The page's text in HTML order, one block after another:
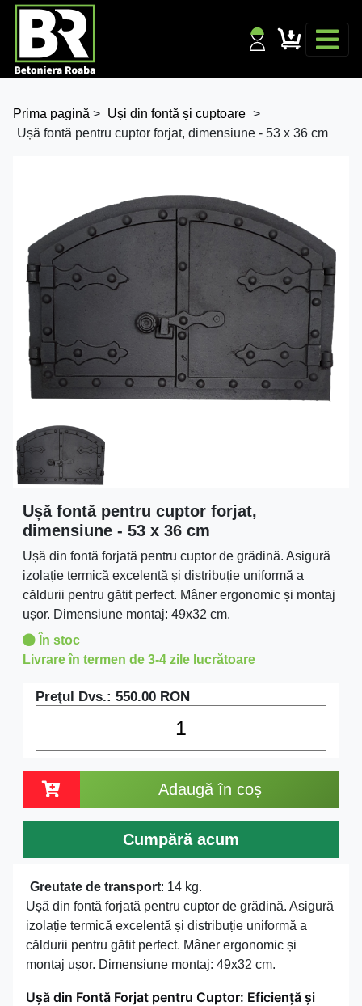
Prima pagină > Uși din fontă și cuptoare >
Ușă fontă pentru cuptor forjat, dimensiune - 53 x 36 cm
Ușă fontă pentru cuptor forjat,
dimensiune - 53 x 36 cm
Ușă din fontă forjată pentru cuptor de grădină. Asigură
izolație termică excelentă și distribuție uniformă a
căldurii pentru gătit perfect. Mâner ergonomic și montaj
ușor. Dimensiune montaj: 49x32 cm.
În stoc
Livrare în termen de 3-4 zile lucrătoare
Preţul Dvs.: 550.00 RON
Adaugă în coș
Cumpără acum
Greutate de transport: 14 kg.
Ușă din fontă forjată pentru cuptor de grădină. Asigură
izolație termică excelentă și distribuție uniformă a
căldurii pentru gătit perfect. Mâner ergonomic și
montaj ușor. Dimensiune montaj: 49x32 cm.
Ușă din Fontă Forjat pentru Cuptor: Eficiență și